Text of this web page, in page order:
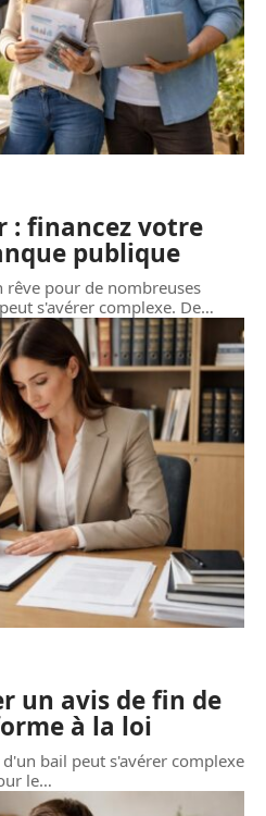
: financez votre
publique
pour de nombreuses
s'avérer complexe. De…
un avis de fin de
à la loi
bail peut s'avérer complexe
le…